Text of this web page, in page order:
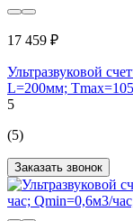
17 459 ₽
Ультразвуковой
L=200мм;
5
(5)
Заказать звонок